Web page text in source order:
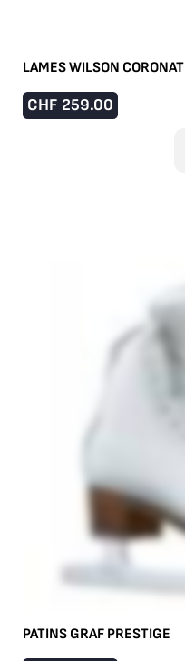
LAMES WILSON
CHF 259.00
PATINS GRAF PRESTIGE